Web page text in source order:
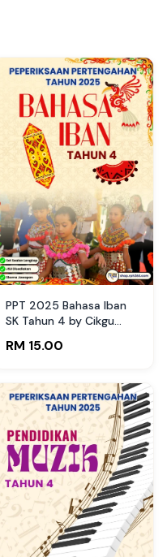
PPT 2025 Bahasa Iban
SK Tahun 4 by Cikgu
RM 15.00